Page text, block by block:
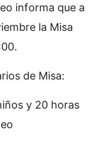
informa que a
la Misa
de Misa:
y 20 horas